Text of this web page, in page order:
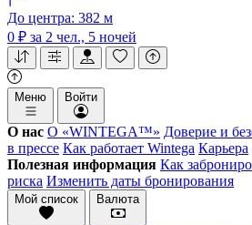
До центра: 382 м
0 ₽ за 2 чел., 5 ночей
Меню Войти
О нас О «WINTEGA™» Доверие и
в прессе Как работает Wintega Карьера
Полезная информация Как
риска Изменить даты бронирования
Мой список Валюта